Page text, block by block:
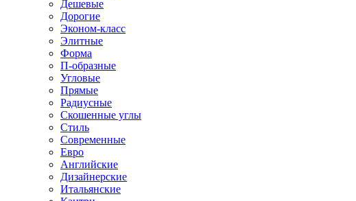
Дешевые
Дорогие
Эконом-класс
Элитные
Форма
П-образные
Угловые
Прямые
Радиусные
Скошенные углы
Стиль
Современные
Евро
Английские
Дизайнерские
Итальянские